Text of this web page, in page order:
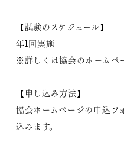
【試験のスケジュール】
年1回実施
※詳しくは協会のホームペ
【申し込み方法】
協会ホームページの申込フ
込みます。